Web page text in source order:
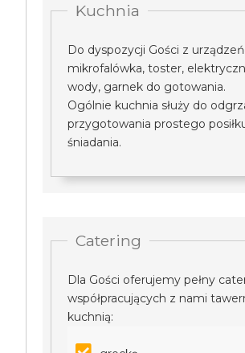
Kuchnia
Do dyspozycji Gości z
mikrofalówka, toster,
wody, garnek do gotowania.
Ogólnie kuchnia służy do
przygotowania prostego
śniadania.
Catering
Dla Gości oferujemy pełny
współpracujących z nami
kuchnią: